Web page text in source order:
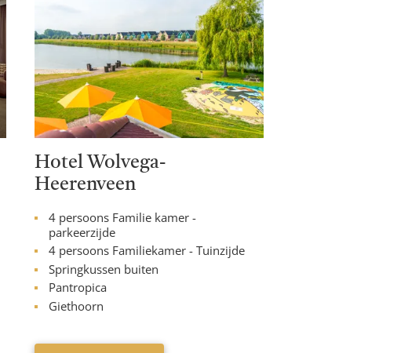
Hotel Wolvega-
Heerenveen
4 persoons Familie kamer -
parkeerzijde
4 persoons Familiekamer - Tuinzijde
Springkussen buiten
Pantropica
Giethoorn